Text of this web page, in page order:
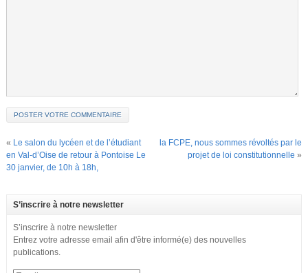
« Le salon du lycéen et de l’étudiant
en Val-d’Oise de retour à Pontoise Le
30 janvier, de 10h à 18h,
la FCPE, nous sommes révoltés par le
projet de loi constitutionnelle »
S’inscrire à notre newsletter
S’inscrire à notre newsletter
Entrez votre adresse email afin d'être informé(e) des nouvelles
publications.